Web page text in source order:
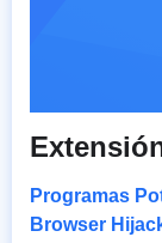
Programas
Browser